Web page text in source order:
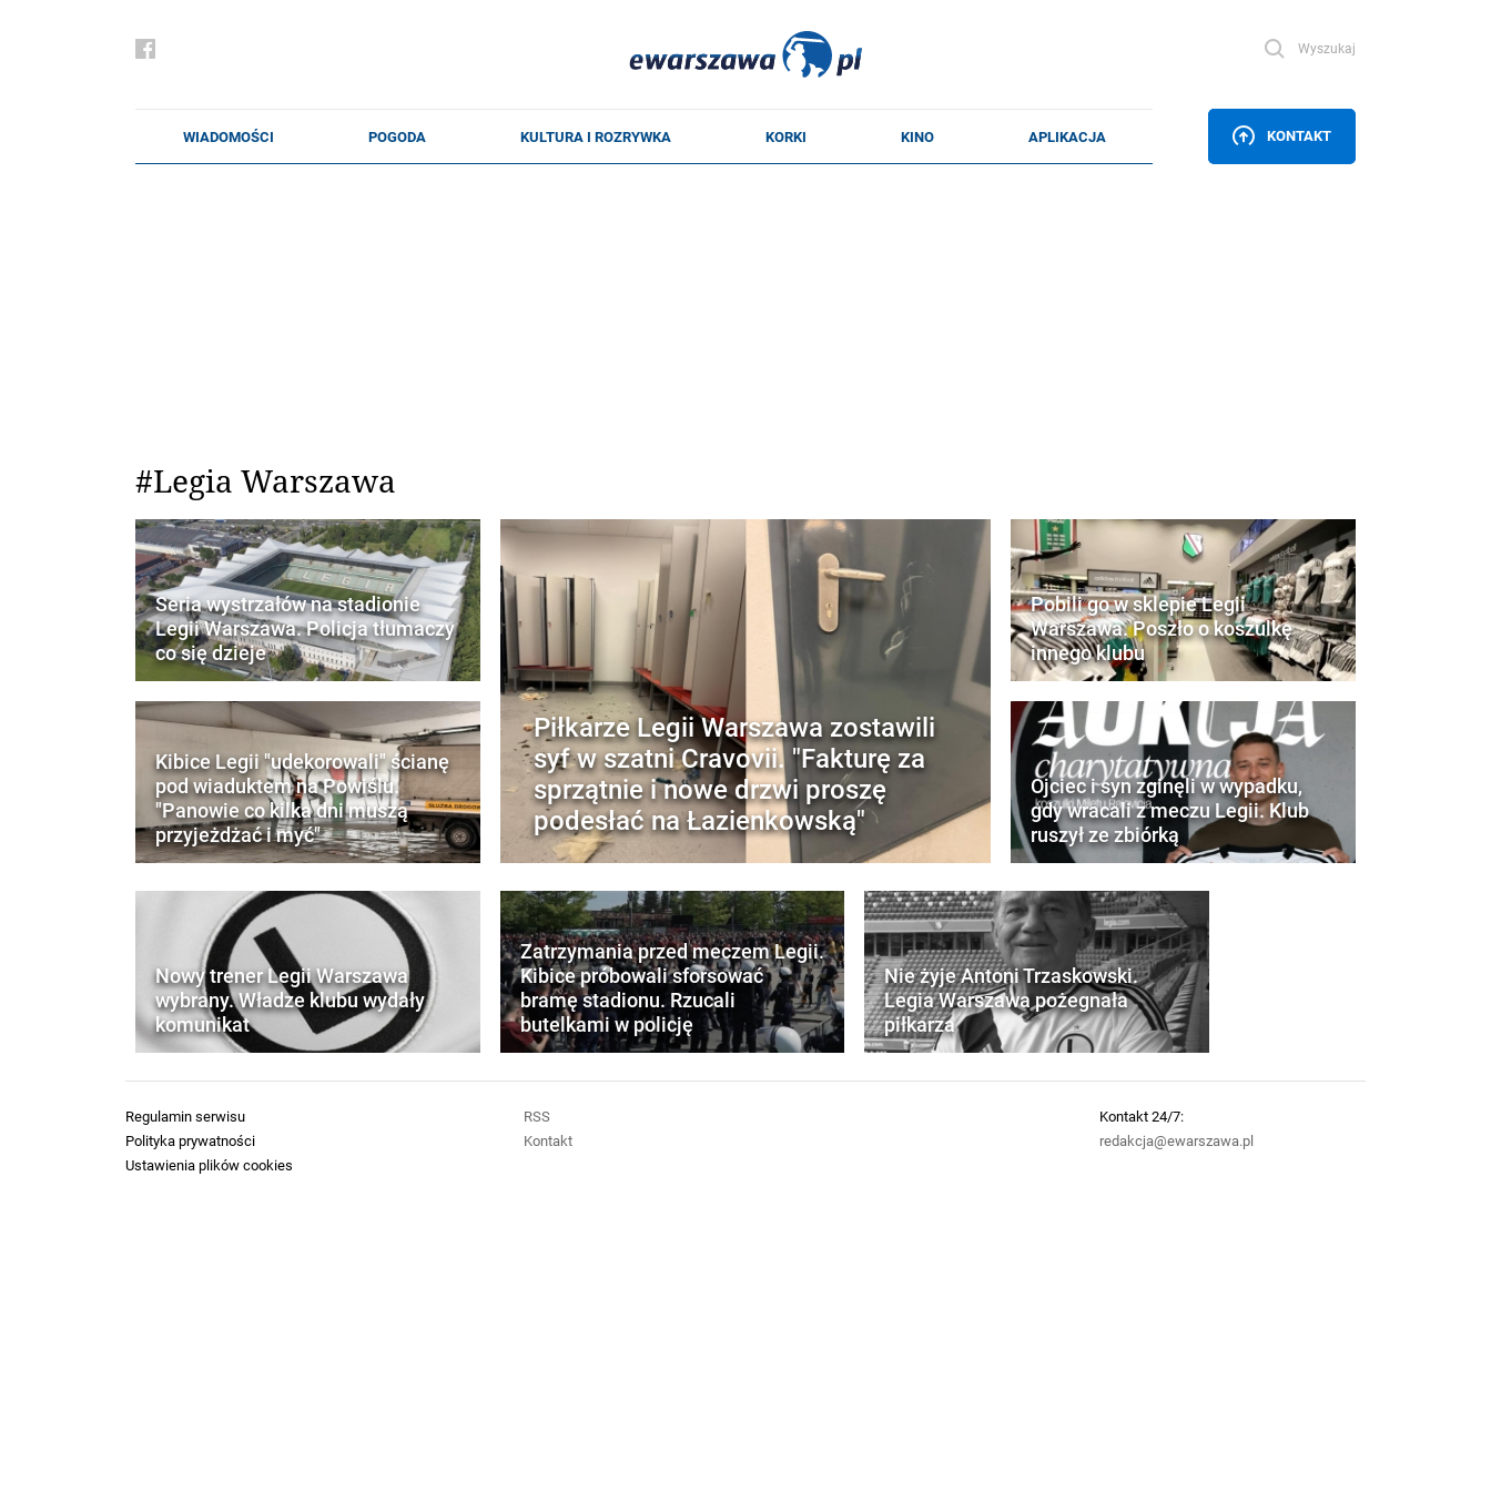
Wyszukaj
KONTAKT
#Legia Warszawa
Seria wystrzałów na stadionie
Legii Warszawa. Policja tłumaczy
co się dzieje
Kibice Legii "udekorowali" ścianę
pod wiaduktem na Powiślu.
"Panowie co kilka dni muszą
przyjeżdżać i myć"
Piłkarze Legii Warszawa zostawili
syf w szatni Cravovii. "Fakturę za
sprzątnie i nowe drzwi proszę
podesłać na Łazienkowską"
Pobili go w sklepie Legii
Warszawa. Poszło o koszulkę
innego klubu
Ojciec i syn zginęli w wypadku,
gdy wracali z meczu Legii. Klub
ruszył ze zbiórką
Nowy trener Legii Warszawa
wybrany. Władze klubu wydały
komunikat
Zatrzymania przed meczem Legii.
Kibice próbowali sforsować
bramę stadionu. Rzucali
butelkami w policję
Nie żyje Antoni Trzaskowski.
Legia Warszawa pożegnała
piłkarza
Regulamin serwisu
Polityka prywatności
Ustawienia plików cookies
RSS
Kontakt
Kontakt 24/7:
redakcja@ewarszawa.pl